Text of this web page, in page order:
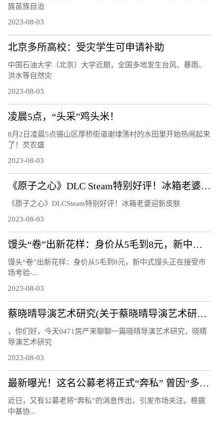
族苗族自治
2023-08-03
北京多所高校：受灾学生可申请补助
中国石油大学（北京）大学近期，全国多地发生台风、暴雨、
洪水等自然灾
2023-08-03
凌晨5点，“头采”鸡头米！
8月2日凌晨5点锡山区厚桥街道谢埭荡村的水田里开始热闹起来
了！芡农盛
2023-08-03
《原子之心》DLC Steam特别好评！冰箱老婆迎新皮肤
《原子之心》DLCSteam特别好评！冰箱老婆迎新皮肤
2023-08-03
馒头“卷”出新花样：身价从5毛到8元，新中式馒头正在接受市场考验
馒头“卷”出新花样：身价从5毛到8元，新中式馒头正在接受市
场考验-...
2023-08-03
蔡晓晴导演艺术研究(关于蔡晓晴导演艺术研究简述)
，你们好，今天0471房产来聊聊一篇晓晴导演艺术研究，晓晴
导演艺术研究
2023-08-03
最新曝光！这名公募老将正式“奔私” 曾因“多面手”受关注：同时管理指数、量化、主动基金
近日，又有公募老将“奔私”的消息传出，引发市场关注。根据
中基协...